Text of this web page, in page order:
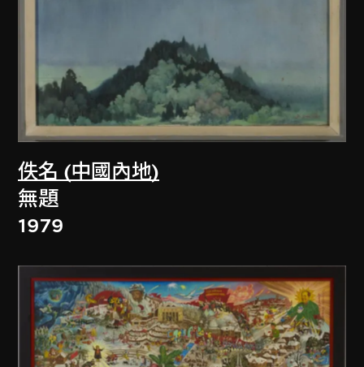
佚名 (中國內地)
無題
1979